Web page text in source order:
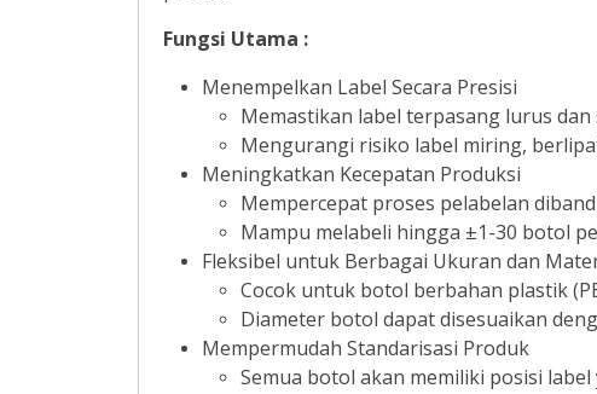
Fungsi Utama :
Menempelkan Label Secara Presisi
Memastikan label terpasang lurus
Mengurangi risiko label miring,
Meningkatkan Kecepatan Produksi
Mempercepat proses pelabelan
Mampu melabeli hingga ±1-30 botol
Fleksibel untuk Berbagai Ukuran dan
Cocok untuk botol berbahan plastik
Diameter botol dapat disesuaikan
Mempermudah Standarisasi Produk
Semua botol akan memiliki posisi